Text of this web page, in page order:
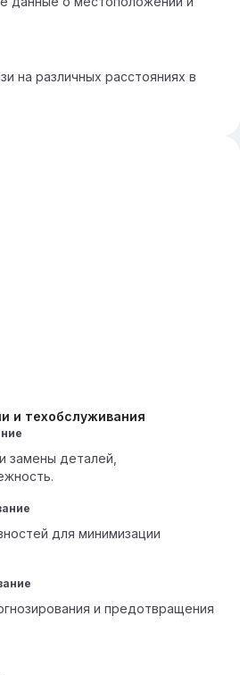
на различных расстояниях в
и техобслуживания
замены деталей,
для минимизации
и предотвращения